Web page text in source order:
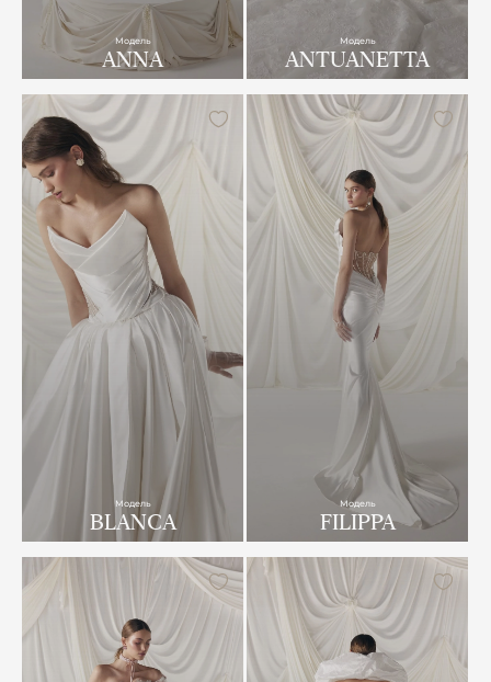
Модель
ANNA
Модель
ANTUANETTA
Модель
BLANCA
Модель
FILIPPA